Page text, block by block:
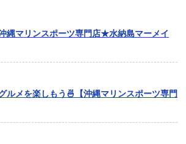
縄マリンスポーツ専門店★水納島マーメイ
ルメを楽しもう🍜【沖縄マリンスポーツ専門